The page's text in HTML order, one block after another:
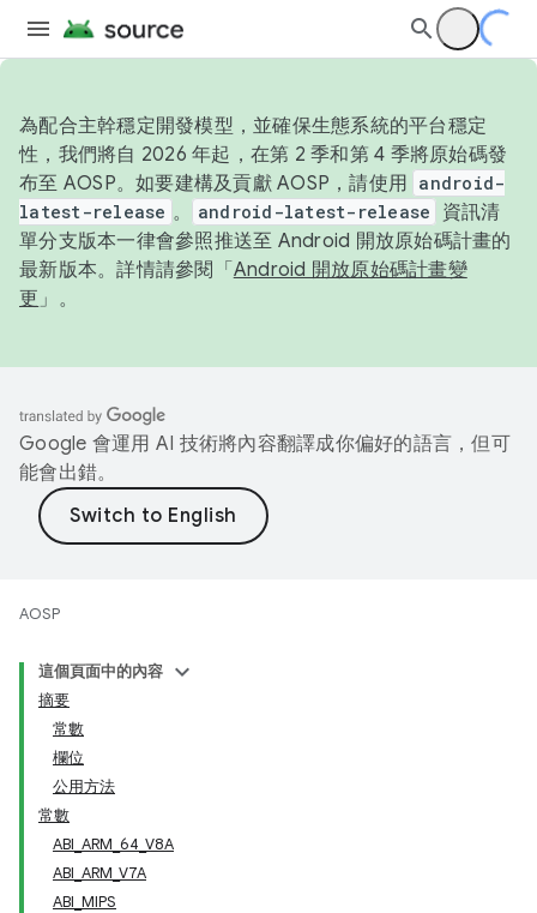
為配合主幹穩定開發模型，並確保生態系統的平台穩定
性，我們將自 2026 年起，在第 2 季和第 4 季將原始碼發
布至 AOSP。如要建構及貢獻 AOSP，請使用 android-
latest-release 。 android-latest-release
資訊清
單分支版本一律會參照推送至 Android 開放原始碼計畫的
最新版本。詳情請參閱「 Android 開放原始碼計畫變
更 」。
Google 會運用 AI 技術將內容翻譯成你偏好的語言，但可
能會出錯。
AOSP
這個頁面中的內容
摘要
常數
欄位
公用方法
常數
ABI_ARM_64_V8A
ABI_ARM_V7A
ABI_MIPS